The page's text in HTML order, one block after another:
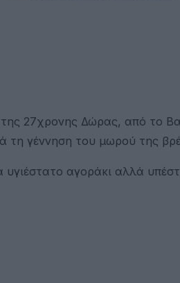
27χρονης Δώρας, από το
τη γέννηση του μωρού της
υγιέστατο αγοράκι αλλά